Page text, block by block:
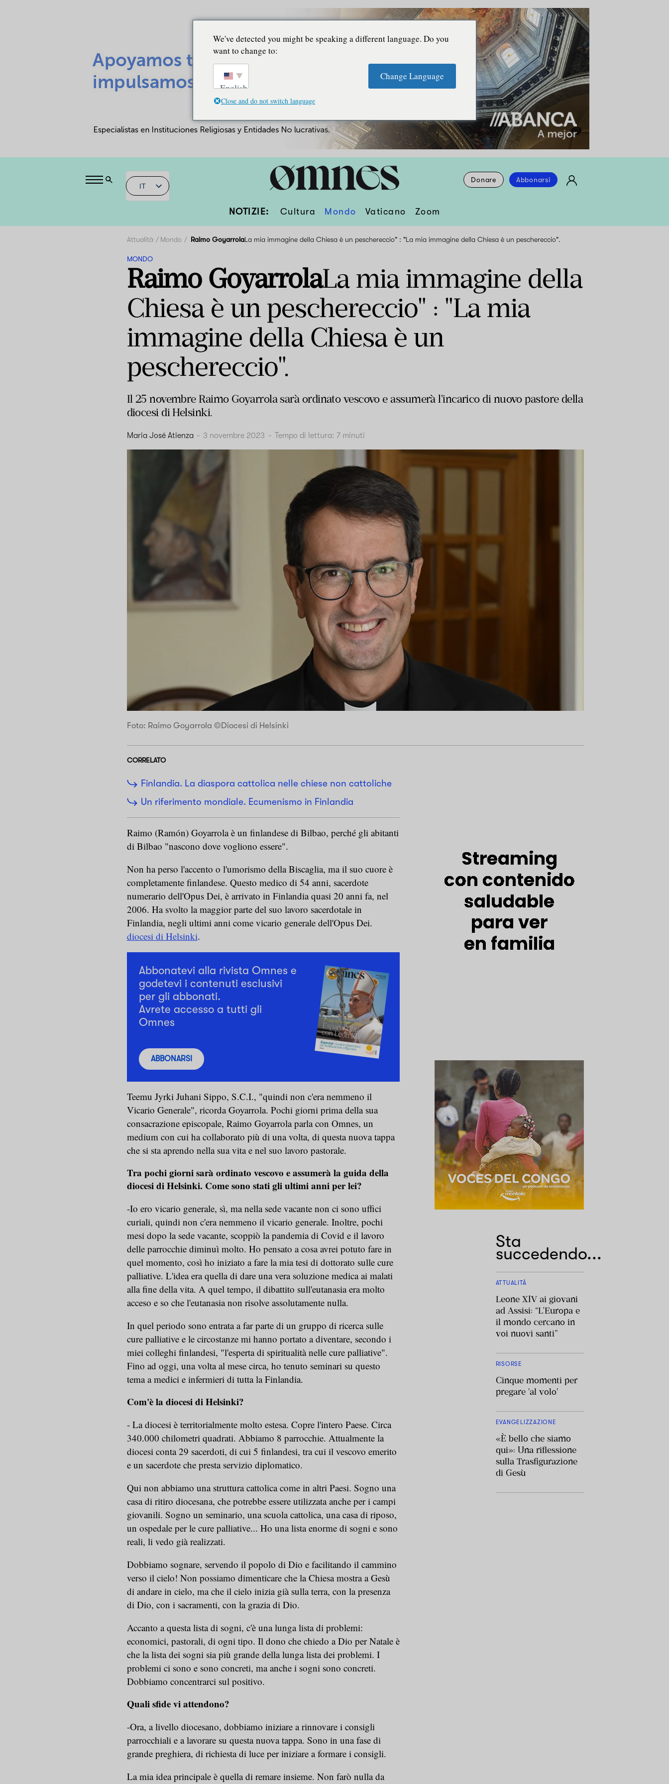
IT
Donare Abbonarsi
NOTIZIE: Cultura Mondo Vaticano Zoom
Attualità Mondo Raimo GoyarrolaLa mia immagine della Chiesa è un peschereccio" : "La mia immagine della Chiesa è un peschereccio".
MONDO
Raimo GoyarrolaLa mia immagine della
Chiesa è un peschereccio" : "La mia
immagine della Chiesa è un
peschereccio".
Il 25 novembre Raimo Goyarrola sarà ordinato vescovo e assumerà l'incarico di nuovo pastore della
diocesi di Helsinki.
Maria José Atienza - 3 novembre 2023 - Tempo di lettura: 7 minuti
Foto: Raimo Goyarrola ©Diocesi di Helsinki
CORRELATO
Finlandia. La diaspora cattolica nelle chiese non cattoliche
Un riferimento mondiale. Ecumenismo in Finlandia
Raimo (Ramón) Goyarrola è un finlandese di Bilbao, perché gli abitanti
di Bilbao "nascono dove vogliono essere".
Non ha perso l'accento o l'umorismo della Biscaglia, ma il suo cuore è
completamente finlandese. Questo medico di 54 anni, sacerdote
numerario dell'Opus Dei, è arrivato in Finlandia quasi 20 anni fa, nel
2006. Ha svolto la maggior parte del suo lavoro sacerdotale in
Finlandia, negli ultimi anni come vicario generale dell'Opus Dei.
diocesi di Helsinki.
Abbonatevi alla rivista Omnes e
godetevi i contenuti esclusivi
per gli abbonati.
Avrete accesso a tutti gli
Omnes
ABBONARSI
Teemu Jyrki Juhani Sippo, S.C.I., "quindi non c'era nemmeno il
Vicario Generale", ricorda Goyarrola. Pochi giorni prima della sua
consacrazione episcopale, Raimo Goyarrola parla con Omnes, un
medium con cui ha collaborato più di una volta, di questa nuova tappa
che si sta aprendo nella sua vita e nel suo lavoro pastorale.
Tra pochi giorni sarà ordinato vescovo e assumerà la guida della
diocesi di Helsinki. Come sono stati gli ultimi anni per lei?
-Io ero vicario generale, sì, ma nella sede vacante non ci sono uffici
curiali, quindi non c'era nemmeno il vicario generale. Inoltre, pochi
mesi dopo la sede vacante, scoppiò la pandemia di Covid e il lavoro
delle parrocchie diminuì molto. Ho pensato a cosa avrei potuto fare in
quel momento, così ho iniziato a fare la mia tesi di dottorato sulle cure
palliative. L'idea era quella di dare una vera soluzione medica ai malati
alla fine della vita. A quel tempo, il dibattito sull'eutanasia era molto
acceso e so che l'eutanasia non risolve assolutamente nulla.
In quel periodo sono entrata a far parte di un gruppo di ricerca sulle
cure palliative e le circostanze mi hanno portato a diventare, secondo i
miei colleghi finlandesi, "l'esperta di spiritualità nelle cure palliative".
Fino ad oggi, una volta al mese circa, ho tenuto seminari su questo
tema a medici e infermieri di tutta la Finlandia.
Com'è la diocesi di Helsinki?
- La diocesi è territorialmente molto estesa. Copre l'intero Paese. Circa
340.000 chilometri quadrati. Abbiamo 8 parrocchie. Attualmente la
diocesi conta 29 sacerdoti, di cui 5 finlandesi, tra cui il vescovo emerito
e un sacerdote che presta servizio diplomatico.
Qui non abbiamo una struttura cattolica come in altri Paesi. Sogno una
casa di ritiro diocesana, che potrebbe essere utilizzata anche per i campi
giovanili. Sogno un seminario, una scuola cattolica, una casa di riposo,
un ospedale per le cure palliative... Ho una lista enorme di sogni e sono
reali, li vedo già realizzati.
Dobbiamo sognare, servendo il popolo di Dio e facilitando il cammino
verso il cielo! Non possiamo dimenticare che la Chiesa mostra a Gesù
di andare in cielo, ma che il cielo inizia già sulla terra, con la presenza
di Dio, con i sacramenti, con la grazia di Dio.
Accanto a questa lista di sogni, c'è una lunga lista di problemi:
economici, pastorali, di ogni tipo. Il dono che chiedo a Dio per Natale è
che la lista dei sogni sia più grande della lunga lista dei problemi. I
problemi ci sono e sono concreti, ma anche i sogni sono concreti.
Dobbiamo concentrarci sul positivo.
Quali sfide vi attendono?
-Ora, a livello diocesano, dobbiamo iniziare a rinnovare i consigli
parrocchiali e a lavorare su questa nuova tappa. Sono in una fase di
grande preghiera, di richiesta di luce per iniziare a formare i consigli.
La mia idea principale è quella di remare insieme. Non farò nulla da
Sta
succedendo...
ATTUALITÀ
Leone XIV ai giovani
ad Assisi: “L’Europa e
il mondo cercano in
voi nuovi santi”
RISORSE
Cinque momenti per
pregare 'al volo'
EVANGELIZZAZIONE
«È bello che siamo
qui»: Una riflessione
sulla Trasfigurazione
di Gesù
We've detected you might be speaking a different language. Do you
want to change to:
English
Change Language
Close and do not switch language